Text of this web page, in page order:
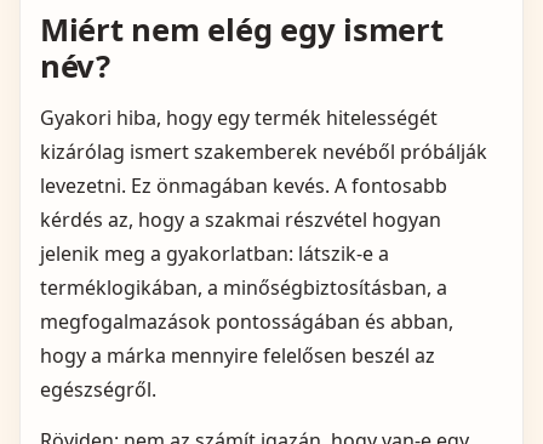
Miért nem elég egy ismert
név?
Gyakori hiba, hogy egy termék hitelességét
kizárólag ismert szakemberek nevéből próbálják
levezetni. Ez önmagában kevés. A fontosabb
kérdés az, hogy a szakmai részvétel hogyan
jelenik meg a gyakorlatban: látszik-e a
terméklogikában, a minőségbiztosításban, a
megfogalmazások pontosságában és abban,
hogy a márka mennyire felelősen beszél az
egészségről.